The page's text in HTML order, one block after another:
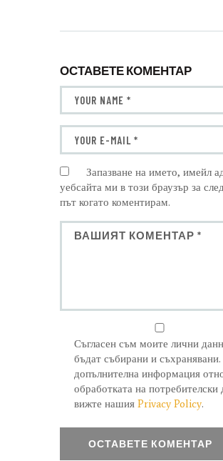
ОСТАВЕТЕ КОМЕНТАР
Запазване на името, имейл
уебсайта ми в този браузър за
път когато коментирам.
Съгласен съм моите лични
бъдат събирани и
допълнителна информация
обработката на потребителски
вижте нашияPrivacy Policy.